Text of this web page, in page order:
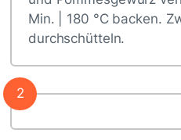
Min. | 180 °C backen.
durchschütteln.
2